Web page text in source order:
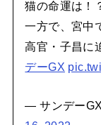
猫の命運は！
一方で、宮中
高官・子昌に
デーGX
— サンデー